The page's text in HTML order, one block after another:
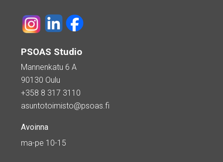
PSOAS Studio
Mannenkatu 6 A
90130 Oulu
+358 8 317 3110
asuntotoimisto@psoas.fi
Avoinna
ma-pe 10-15